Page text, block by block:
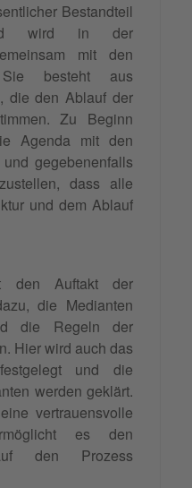
Bestandteil
wird in der
mit den
besteht aus
die den Ablauf der
Zu Beginn
Agenda mit den
gegebenenfalls
dass alle
und dem Ablauf
den Auftakt der
die Medianten
die Regeln der
Hier wird auch das
und die
werden geklärt.
vertrauensvolle
es den
den Prozess